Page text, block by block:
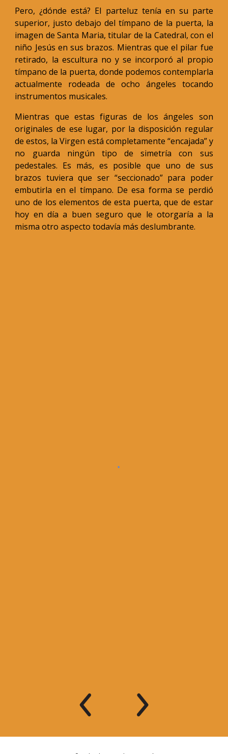
Pero, ¿dónde está? El parteluz tenía en su parte
superior, justo debajo del tímpano de la puerta, la
imagen de Santa Maria, titular de la Catedral, con el
niño Jesús en sus brazos. Mientras que el pilar fue
retirado, la escultura no y se incorporó al propio
tímpano de la puerta, donde podemos contemplarla
actualmente rodeada de ocho ángeles tocando
instrumentos musicales.
Mientras que estas figuras de los ángeles son
originales de ese lugar, por la disposición regular
de estos, la Virgen está completamente “encajada” y
no guarda ningún tipo de simetría con sus
pedestales. Es más, es posible que uno de sus
brazos tuviera que ser “seccionado” para poder
embutirla en el tímpano. De esa forma se perdió
uno de los elementos de esta puerta, que de estar
hoy en día a buen seguro que le otorgaría a la
misma otro aspecto todavía más deslumbrante.